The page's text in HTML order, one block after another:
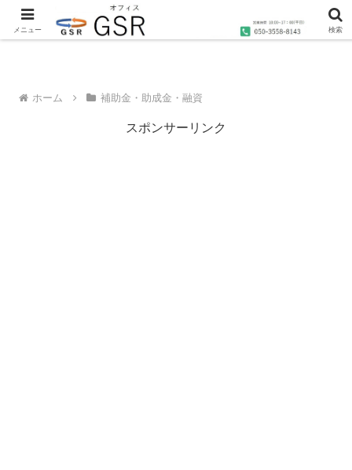
沖縄の社労士・行政書士・1級FP技能士によるコンサルティングならオフィス
ホーム 補助金・助成金・融資
スポンサーリンク
メニュー 検索